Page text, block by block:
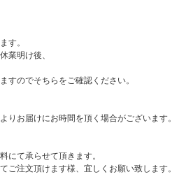
す。
業明け後、
すのでそちらをご確認ください。
りお届けにお時間を頂く場合がございます。
にて承らせて頂きます。
ご注文頂けます様、宜しくお願い致します。